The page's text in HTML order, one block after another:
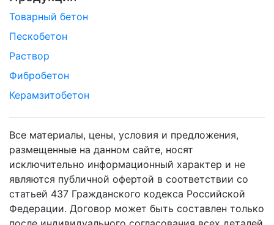
Товарный бетон
Пескобетон
Раствор
Фибробетон
Керамзитобетон
Все материалы, цены, условия и предложения,
размещенные на данном сайте, носят
исключительно информационный характер и не
являются публичной офертой в соответствии со
статьей 437 Гражданского кодекса Российской
Федерации. Договор может быть составлен только